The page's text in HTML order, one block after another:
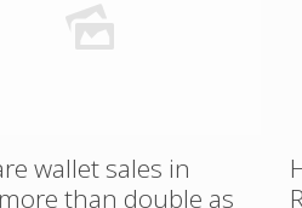
wallet sales in
than double as